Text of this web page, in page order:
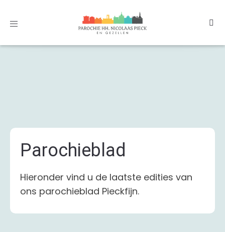
Toggle
Parochieblad
Hieronder vind u de laatste edities van
ons parochieblad Pieckfijn.